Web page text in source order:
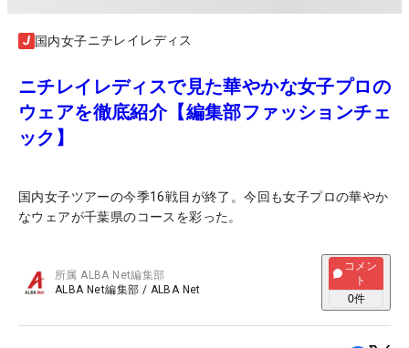
国内女子ニチレイレディス
ニチレイレディスで見た華やかな女子プロの
ウェアを徹底紹介【編集部ファッションチェ
ック】
国内女子ツアーの今季16戦目が終了。今回も女子プロの華やか
なウェアが千葉県のコースを彩った。
所属ALBA Net編集部
ALBA Net編集部 / ALBA Net
コメン
ト
0件